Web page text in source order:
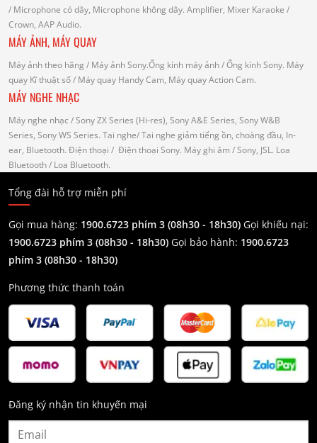
/ Microphone có dây, Microphone không dây. Amplifier, Mixer Karaoke /
Crown, AAP Audio.
MÁY ẢNH, MÁY QUAY
Máy ảnh theo hãng / Máy ảnh Sony.Ống kính máy ảnh / Ống kính Sony. Máy
quay Kĩ thuật số/ Máy quay Handy Cam, Máy quay Action Cam.
MÁY NGHE NHẠC
Máy nghe nhạc / Sony ZX Series (Hi-res), Sony A&E Series, Sony W&B
Series, Sony WS Series. Tai nghe/ Tai nghe giảm tiếng ồn, choàng đầu, In-
ear, Bluetooth. Điện thoại / Điện thoại Sony. Máy ghi âm / Sony, JSL. Loa
Bluetooth/ Loa Bluetooth.
Tổng đài hỗ trợ miễn phí
Gọi mua hàng: 1900.6723 phím 3 (08h30 - 18h30) Gọi khiếu nại:
1900.6723 phím 3 (08h30 - 18h30) Gọi bảo hành: 1900.6723
phím 3 (08h30 - 18h30)
Phương thức thanh toán
Đăng ký nhận tin khuyến mại